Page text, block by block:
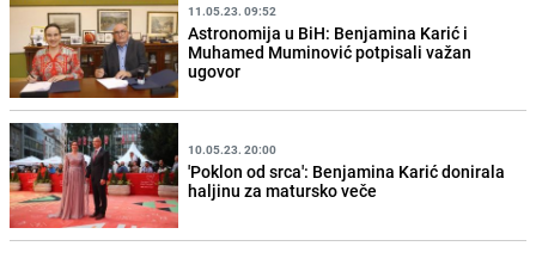
11.05.23. 09:52
Astronomija u BiH: Benjamina Karić i
Muhamed Muminović potpisali važan
ugovor
10.05.23. 20:00
'Poklon od srca': Benjamina Karić donirala
haljinu za matursko veče